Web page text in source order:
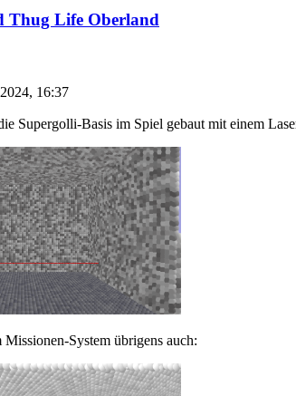
Thug Life Oberland
16:37
Supergolli-Basis im Spiel gebaut mit einem
System übrigens auch: